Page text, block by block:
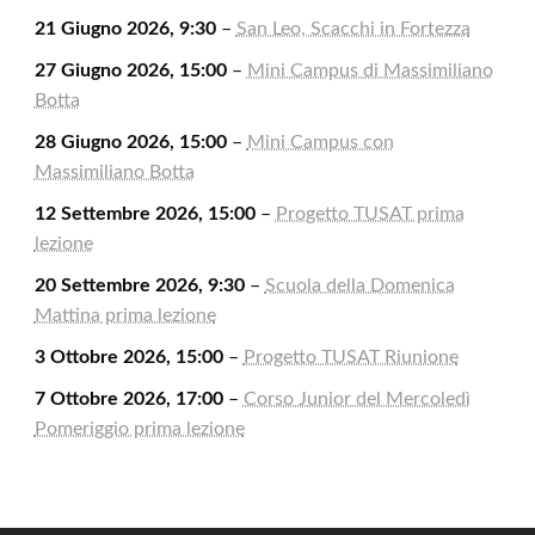
21 Giugno 2026, 9:30– San Leo, Scacchi in Fortezza
27 Giugno 2026, 15:00– Mini Campus di Massimiliano
Botta
28 Giugno 2026, 15:00– Mini Campus con
Massimiliano Botta
12 Settembre 2026, 15:00– Progetto TUSAT prima
lezione
20 Settembre 2026, 9:30– Scuola della Domenica
Mattina prima lezione
3 Ottobre 2026, 15:00– Progetto TUSAT Riunione
7 Ottobre 2026, 17:00– Corso Junior del Mercoledì
Pomeriggio prima lezione